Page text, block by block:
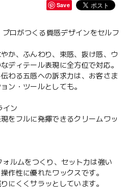
Save
プロがつくる質感デザインをセルフ
か、ふんわり、束感、抜け感、ウ
ディテール表現に全方位で対応。
わる五感への訴求力は、お客さま
ン・ツールとしても。
ン
をフルに発揮できるクリームワッ
ルムをつくり、セット力は強い
作性に優れたワックスです。
にくくサラッとしています。